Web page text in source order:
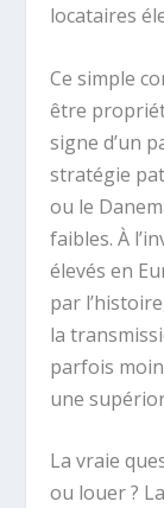
locataires
Ce simple
être
signe d’un
stratégie
ou le
faibles. À
élevés en
par
la
parfois
une
La vraie
ou louer ?